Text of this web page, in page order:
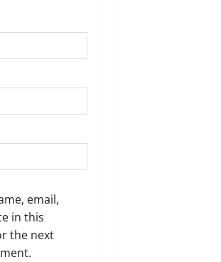
email,
in this
the next